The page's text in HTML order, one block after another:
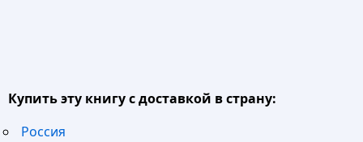
Купить эту книгу с доставкой в страну:
Россия